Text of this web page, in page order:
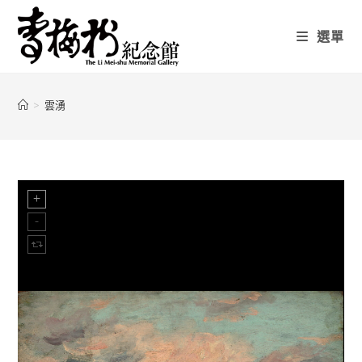
選單
> 雲湧